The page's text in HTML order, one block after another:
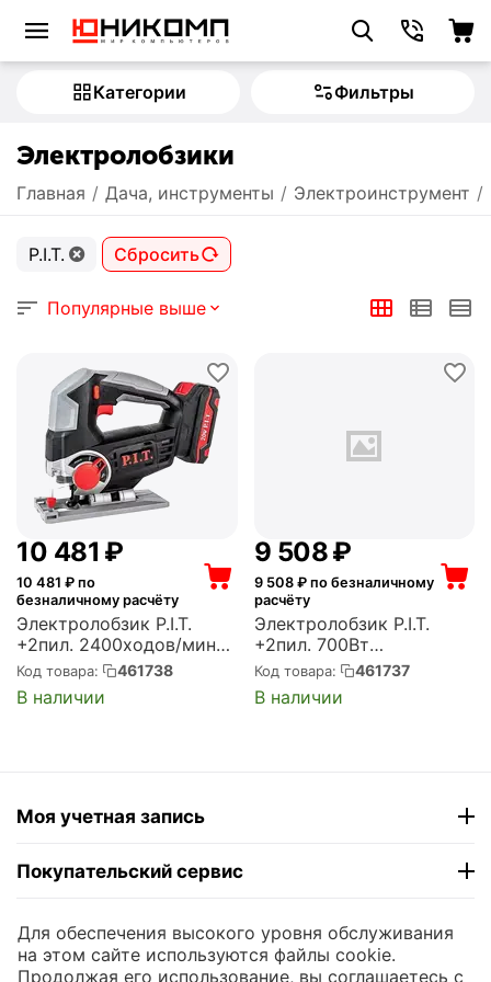
Категории Фильтры
Электролобзики
Главная / Дача, инструменты / Электроинструмент /
P.I.T. Сбросить
Популярные выше
10 481 ₽
10 481 ₽ по
безналичному расчёту
Электролобзик P.I.T.
+2пил. 2400ходов/мин
от аккумулятора
(PST20H-80A/2)
Код товара: 461738
В наличии
9 508₽
9 508₽ по безналичному
расчёту
Электролобзик P.I.T.
+2пил. 700Вт
2400ходов/мин от
аккумулятора (кейс в
комплекте) (PST20H-
Код товара: 461737
В наличии
Моя учетная запись
Покупательский сервис
Контакты
Для обеспечения высокого уровня обслуживания
на этом сайте используются файлы cookie.
Продолжая его использование, вы соглашаетесь с